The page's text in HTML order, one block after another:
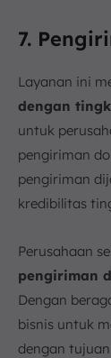
7.
Layanan ini
dengan
untuk
pengiriman
pengiriman
kredibilitas
Perusahaan
pengiriman
Dengan
bisnis untuk
dengan